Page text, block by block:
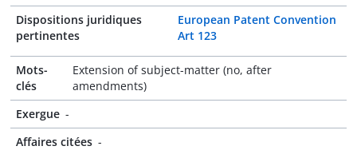
Dispositions juridiques
pertinentes
European Patent Convention
Art 123
Mots-
clés
Extension of subject-matter (no, after
amendments)
Exergue -
Affaires citées -